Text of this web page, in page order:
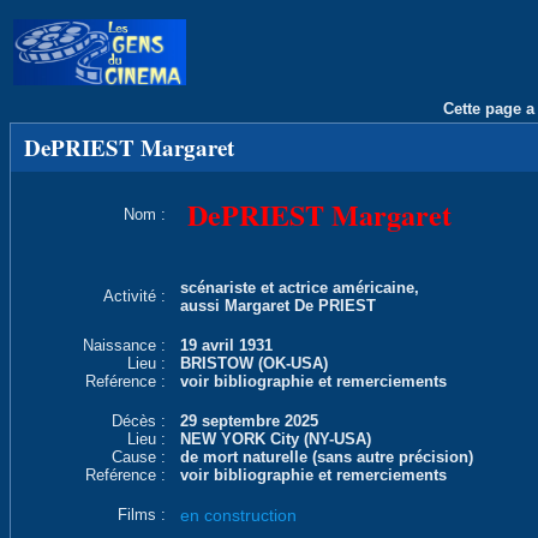
Cette page
DePRIEST Margaret
Nom : DePRIEST Margaret
Activité :
scénariste et actrice américaine,
aussi Margaret De PRIEST
Naissance :
19 avril 1931
Lieu :
BRISTOW (OK-USA)
Reférence :
voir bibliographie et remerciements
Décès :
29 septembre 2025
Lieu :
NEW YORK City (NY-USA)
Cause :
de mort naturelle (sans autre précision)
Reférence :
voir bibliographie et remerciements
Films : en construction